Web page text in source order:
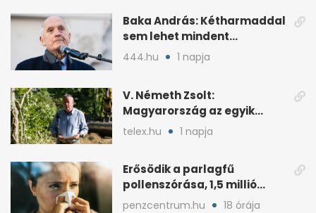
Baka András: Kétharmaddal
sem lehet mindent
megcsinálni
444.hu 1 napja
V. Németh Zsolt:
Magyarország az egyik
legszegényebb ország
telex.hu 1 napja
Erősödik a parlagfű
pollenszórása, 1,5 millió
magyart érinthet
penzcentrum.hu 18 órája